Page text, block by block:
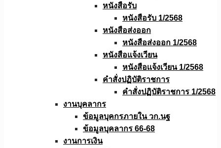
หนังสือรับ
หนังสือรับ 1/2568
หนังสือส่งออก
หนังสือส่งออก 1/2568
หนังสือแจ้งเวียน
หนังสือเเจ้งเวียน 1/2568
คำสั่งปฏิบัติราชการ
คำสั่งปฏิบัติราชการ 1/2568
งานบุคลากร
ข้อมูลบุคกรภายใน วก.นฐ
ข้อมูลบุคลากร 66-68
งานการเงิน